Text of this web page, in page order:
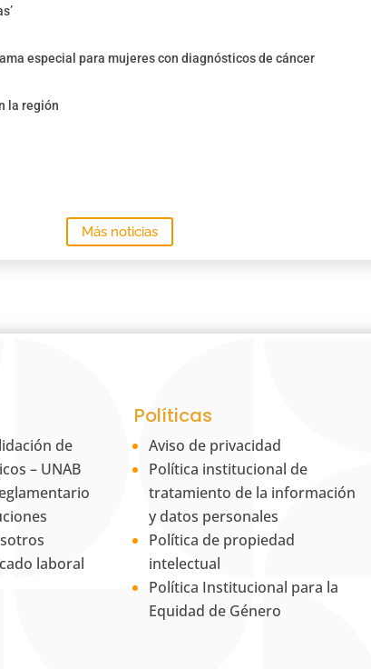
especial para mujeres con diagnósticos de cáncer
la región
Más noticias
de
– UNAB
laboral
Políticas
Aviso de privacidad
Política institucional de
tratamiento de la información
y datos personales
Política de propiedad
intelectual
Política Institucional para la
Equidad de Género